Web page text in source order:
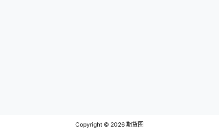
Copyright © 2026 期货圈